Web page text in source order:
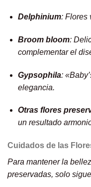
Delphinium: Flores
Broom bloom:
complementar el
Gypsophila:
elegancia.
Otras flores
un resultado
Cuidados de las
Para mantener la
preservadas, solo